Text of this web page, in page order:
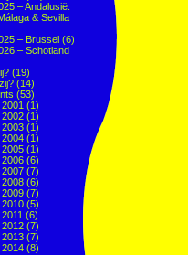
– Andalusië:
& Sevilla
– Brussel (6)
– Schotland
(19)
(14)
(53)
(1)
(1)
(1)
(1)
(1)
(6)
(7)
(6)
(7)
(5)
(6)
(7)
(7)
(8)